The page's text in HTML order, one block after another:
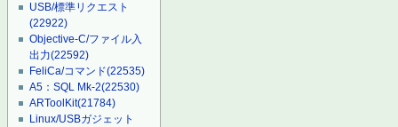
USB/標準リクエスト
(22922)
Objective-C/ファイル入
出力(22592)
FeliCa/コマンド(22535)
A5：SQL Mk-2(22530)
ARToolKit(21784)
Linux/USBガジェット